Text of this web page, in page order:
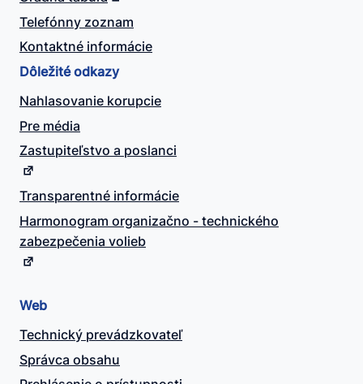
Telefónny zoznam
Kontaktné informácie
Dôležité odkazy
Nahlasovanie korupcie
Pre média
Zastupiteľstvo a poslanci
Transparentné informácie
Harmonogram organizačno - technického
zabezpečenia volieb
Web
Technický prevádzkovateľ
Správca obsahu